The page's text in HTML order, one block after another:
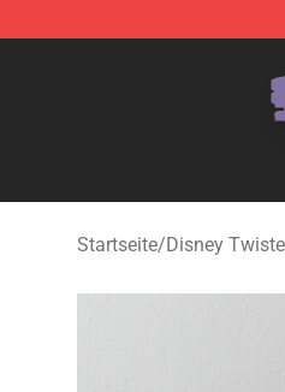
Startseite/Disney